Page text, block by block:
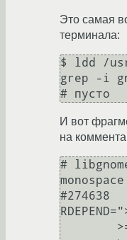
Это самая
терминала:
$ ldd /
grep -i
# пусто
И вот
на
#
#274638